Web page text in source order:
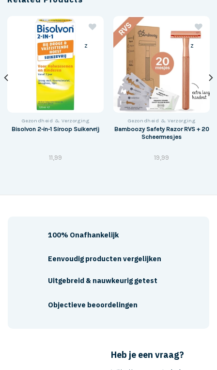
z
Gezondheid & Verzorging
Bisolvon 2-in-1 Siroop Suikervrij
11,99
z
Gezondheid & Verzorging
Bamboozy Safety Razor RVS + 20
Scheermesjes
19,99
Heb je een vraag?
100% Onafhankelijk
Eenvoudig producten vergelijken
Uitgebreid & nauwkeurig getest
Objectieve beoordelingen